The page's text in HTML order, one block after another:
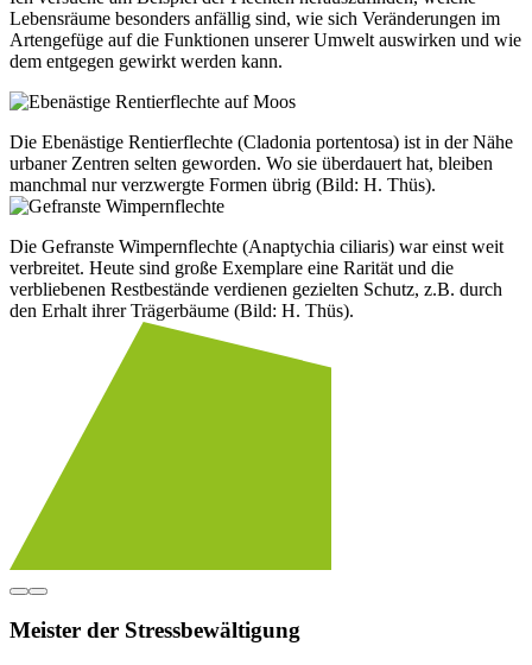
Lebensräume besonders anfällig sind, wie sich Veränderungen im
Artengefüge auf die Funktionen unserer Umwelt auswirken und wie
dem entgegen gewirkt werden kann.
Die Ebenästige Rentierflechte (Cladonia portentosa) ist in der Nähe
urbaner Zentren selten geworden. Wo sie überdauert hat, bleiben
manchmal nur verzwergte Formen übrig (Bild: H. Thüs).
Die Gefranste Wimpernflechte (Anaptychia ciliaris) war einst weit
verbreitet. Heute sind große Exemplare eine Rarität und die
verbliebenen Restbestände verdienen gezielten Schutz, z.B. durch
den Erhalt ihrer Trägerbäume (Bild: H. Thüs).
Meister der Stressbewältigung